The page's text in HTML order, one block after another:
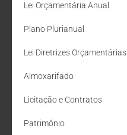
Lei Orçamentária Anual
Plano Plurianual
Lei Diretrizes Orçamentárias
Almoxarifado
Licitação e Contratos
Patrimônio